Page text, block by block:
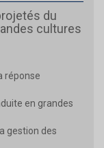
du
cultures
réponse
en grandes
gestion des